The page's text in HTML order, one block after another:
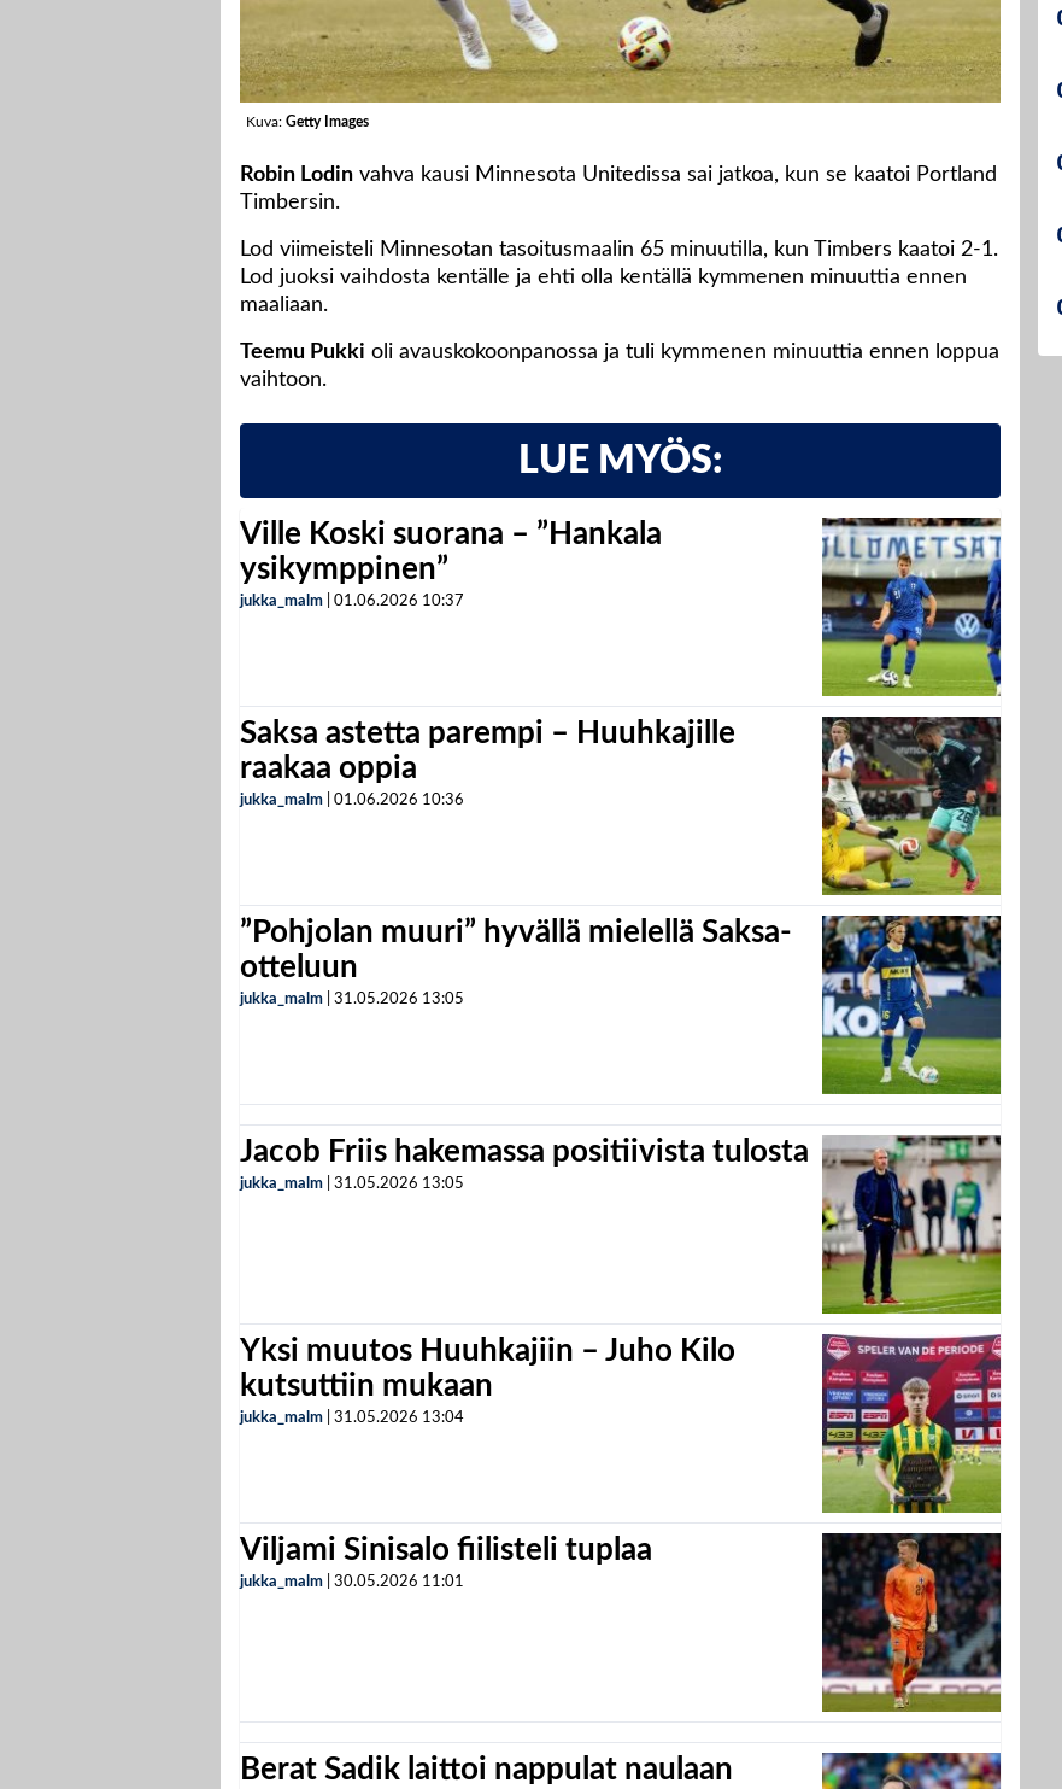
Kuva: Getty Images
Robin Lodin vahva kausi Minnesota Unitedissa sai jatkoa, kun se kaatoi Portland
Timbersin.
Lod viimeisteli Minnesotan tasoitusmaalin 65 minuutilla, kun Timbers kaatoi 2-1.
Lod juoksi vaihdosta kentälle ja ehti olla kentällä kymmenen minuuttia ennen
maaliaan.
Teemu Pukki oli avauskokoonpanossa ja tuli kymmenen minuuttia ennen loppua
vaihtoon.
LUE MYÖS:
Ville Koski suorana – ”Hankala
ysikymppinen”
jukka_malm 01.06.2026 10:37
Saksa astetta parempi – Huuhkajille
raakaa oppia
jukka_malm 01.06.2026 10:36
”Pohjolan muuri” hyvällä mielellä Saksa-
otteluun
jukka_malm 31.05.2026 13:05
Jacob Friis hakemassa positiivista tulosta
jukka_malm 31.05.2026 13:05
Yksi muutos Huuhkajiin – Juho Kilo
kutsuttiin mukaan
jukka_malm 31.05.2026 13:04
Viljami Sinisalo fiilisteli tuplaa
jukka_malm 30.05.2026 11:01
Berat Sadik laittoi nappulat naulaan